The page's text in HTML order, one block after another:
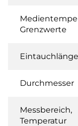
Grenzwerte
Eintauchlänge
Durchmesser
Messbereich,
Temperatur